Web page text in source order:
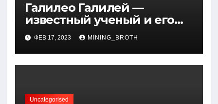
Галилео Галилей —
известный ученый и его
открытия — краткая
биография, достижения и
вклад в науку
ФЕВ 17, 2023 MINING_BROTH
Uncategorised